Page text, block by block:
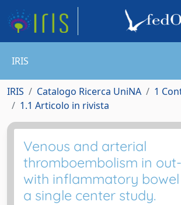
IRIS
IRIS Catalogo Ricerca UniNA
1
1.1 Articolo in rivista
Venous and arterial
thromboembolism in
with inflammatory bowel
a single center study.